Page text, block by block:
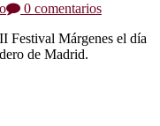
0 comentarios
Festival Márgenes el día
de Madrid.